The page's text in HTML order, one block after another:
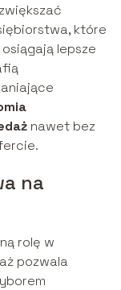
które
lepsze
nawet bez
na
rolę w
pozwala